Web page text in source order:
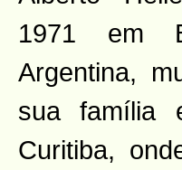
1971 em
Argentina,
sua família
Curitiba,